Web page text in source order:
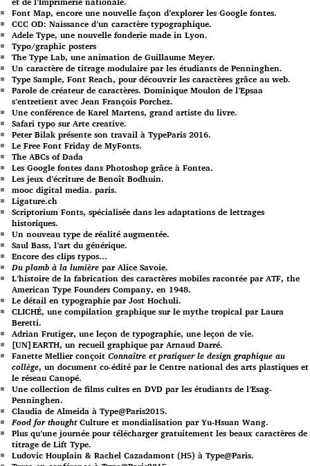
Font Map, encore une nouvelle façon d’explorer les Google fontes.
CCC OD: Naissance d’un caractère typographique.
Adele Type, une nouvelle fonderie made in Lyon.
Typo/graphic posters
The Type Lab, une animation de Guillaume Meyer.
Un caractère de titrage modulaire par les étudiants de Penninghen.
Type Sample, Font Reach, pour découvrir les caractères grâce au web.
Parole de créateur de caractères. Dominique Moulon de l’Epsaa
s’entretient avec Jean François Porchez.
Une conférence de Karel Martens, grand artiste du livre.
Safari typo sur Arte creative.
Peter Bilak présente son travail à TypeParis 2016.
Le Free Font Friday de MyFonts.
The ABCs of Dada
Les Google fontes dans Photoshop grâce à Fontea.
Les jeux d’écriture de Benoît Bodhuin.
mooc digital media. paris.
Ligature.ch
Scriptorium Fonts, spécialisée dans les adaptations de lettrages
historiques.
Un nouveau type de réalité augmentée.
Saul Bass, l’art du générique.
Encore des clips typos…
Du plomb à la lumière par Alice Savoie.
L’histoire de la fabrication des caractères mobiles racontée par ATF, the
American Type Founders Company, en 1948.
Le détail en typographie par Jost Hochuli.
CLICHÉ, une compilation graphique sur le mythe tropical par Laura
Beretti.
Adrian Frutiger, une leçon de typographie, une leçon de vie.
[UN]EARTH, un recueil graphique par Arnaud Darré.
Fanette Mellier conçoit Connaître et pratiquer le design graphique au
collège, un document co-édité par le Centre national des arts plastiques et
le réseau Canopé.
Une collection de films cultes en DVD par les étudiants de l’Esag-
Penninghen.
Claudia de Almeida à Type@Paris2015.
Food for thoughtCulture et mondialisation par Yu-Hsuan Wang.
Plus qu’une journée pour télécharger gratuitement les beaux caractères de
titrage de Lift Type.
Ludovic Houplain & Rachel Cazadamont (H5) à Type@Paris.